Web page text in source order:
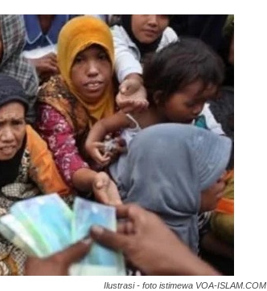
Ilustrasi - foto istimewa VOA-ISLAM.COM